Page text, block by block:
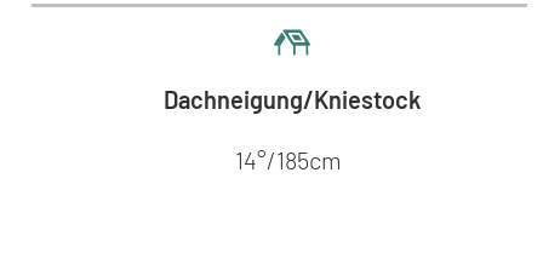
Dachneigung/Kniestock
14°/185cm